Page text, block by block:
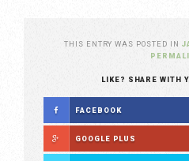
THIS ENTRY WAS POSTED IN
LIKE? SHARE WITH
FACEBOOK
GOOGLE PLUS